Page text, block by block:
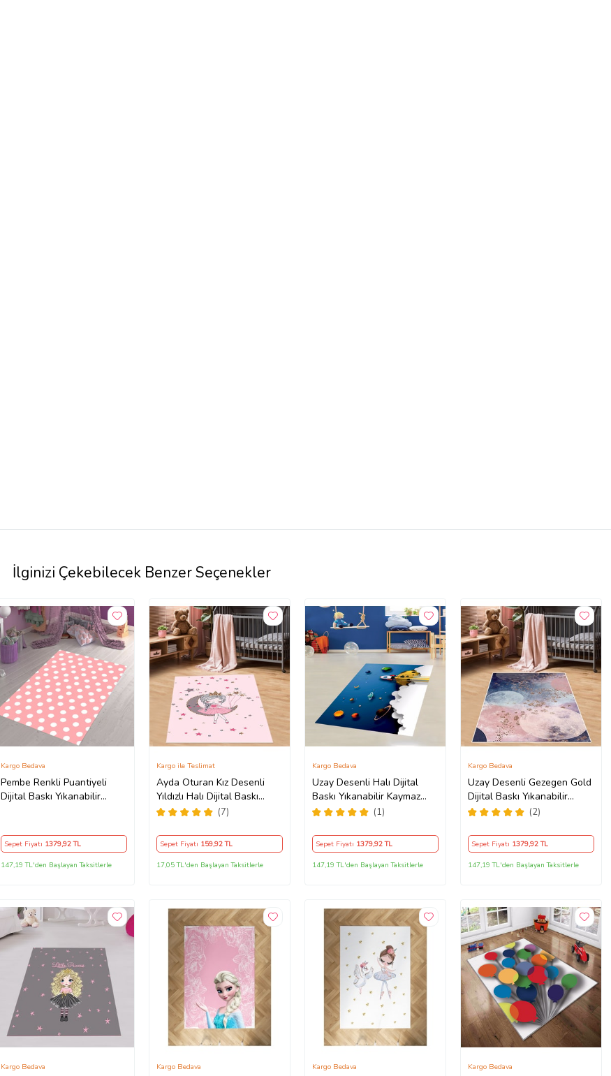
İlginizi Çekebilecek Benzer Seçenekler
Pembe Renkli Puantiyeli
Dijital Baskı Yıkanabilir
Kargo Bedava
Sepet Fiyatı 1379,92 TL
147,19 TL'den Başlayan Taksitlerle
Ayda Oturan Kız Desenli
Yıldızlı Halı Dijital Baskı
Yıkanabilir Kaymaz Taban
(Pembe)
(7)
Kargo ile Teslimat
Sepet Fiyatı 159,92 TL
17,05 TL'den Başlayan Taksitlerle
Uzay Desenli Halı Dijital
Baskı Yıkanabilir Kaymaz
Taban Gezegen Roket
(Lacivert)
(1)
Kargo Bedava
Sepet Fiyatı 1379,92 TL
147,19 TL'den Başlayan Taksitlerle
Uzay Desenli Gezegen Gold
Dijital Baskı Yıkanabilir
Kaymaz Taban Pembe Genç
(Lacivert)
(2)
Kargo Bedava
Sepet Fiyatı 1379,92 TL
147,19 TL'den Başlayan Taksitlerle
Kargo Bedava Kargo Bedava Kargo Bedava Kargo Bedava